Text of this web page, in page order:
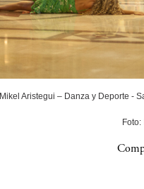
Mikel Aristegui – Danza y Deporte -